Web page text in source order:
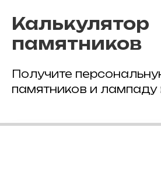
Калькулятор
памятников
Получите
памятников и лампаду